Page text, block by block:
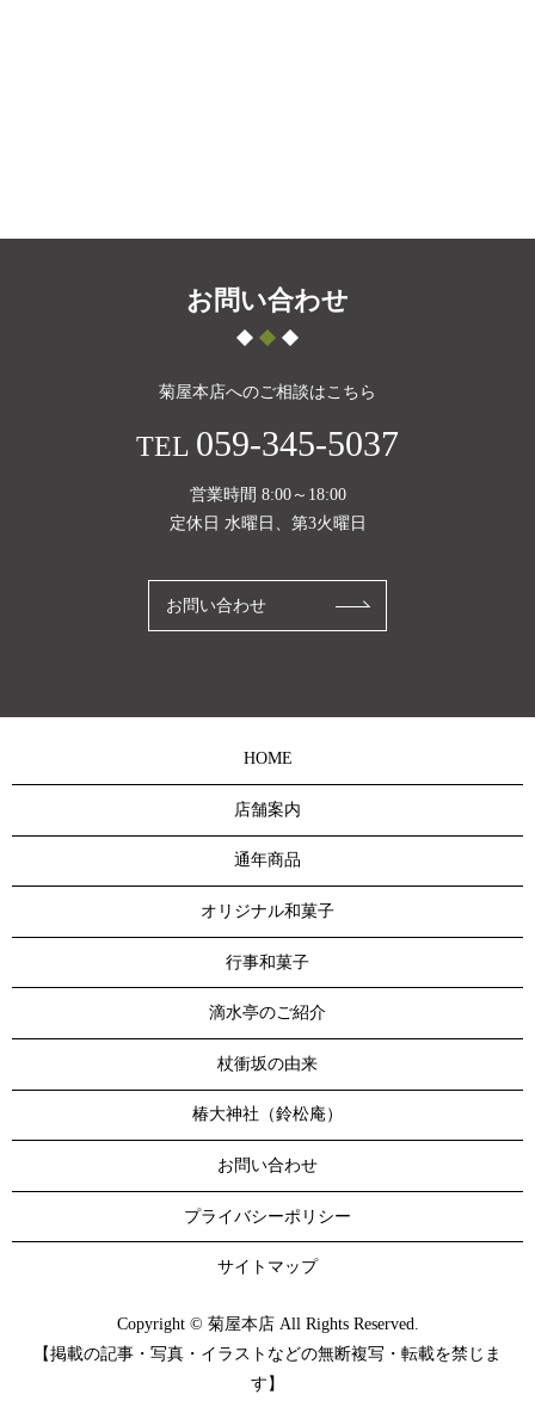
お問い合わせ
菊屋本店へのご相談はこちら
TEL 059-345-5037
営業時間 8:00～18:00
定休日 水曜日、第3火曜日
お問い合わせ
HOME
店舗案内
通年商品
オリジナル和菓子
行事和菓子
滴水亭のご紹介
杖衝坂の由来
椿大神社（鈴松庵）
お問い合わせ
プライバシーポリシー
サイトマップ
Copyright © 菊屋本店 All Rights Reserved.
【掲載の記事・写真・イラストなどの無断複写・転載を禁じま
す】